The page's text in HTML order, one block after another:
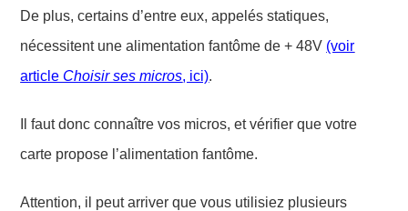
De plus, certains d’entre eux,appelés statiques,
nécessitent une alimentation fantôme de + 48V (voir
article Choisir ses micros, ici).
Il faut doncconnaître vos micros, etvérifierque votre
carte propose l’alimentation fantôme.
Attention, il peut arriver que vous utilisiez plusieurs